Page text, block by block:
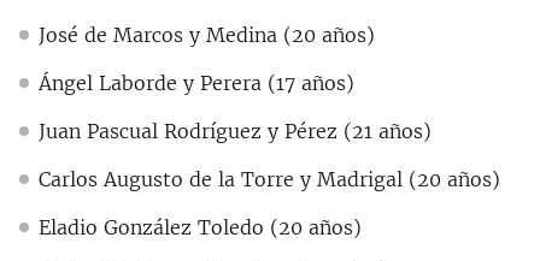
José de Marcos y Medina (20 años)
Ángel Laborde y Perera (17 años)
Juan Pascual Rodríguez y Pérez (21 años)
Carlos Augusto de la Torre y Madrigal (20 años)
Eladio González Toledo (20 años)